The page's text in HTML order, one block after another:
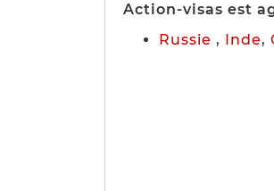
Action-visas est
Russie , Inde,